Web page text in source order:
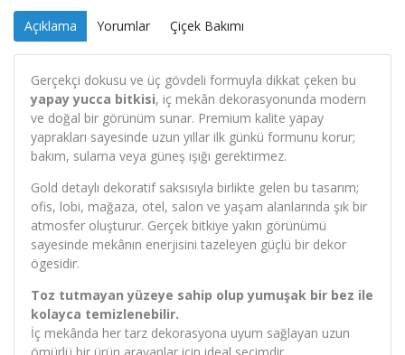
Açıklama Yorumlar Çiçek Bakımı
Gerçekçi dokusu ve üç gövdeli formuyla dikkat çeken bu
yapay yucca bitkisi, iç mekân dekorasyonunda modern
ve doğal bir görünüm sunar. Premium kalite yapay
yaprakları sayesinde uzun yıllar ilk günkü formunu korur;
bakım, sulama veya güneş ışığı gerektirmez.
Gold detaylı dekoratif saksısıyla birlikte gelen bu tasarım;
ofis, lobi, mağaza, otel, salon ve yaşam alanlarında şık bir
atmosfer oluşturur. Gerçek bitkiye yakın görünümü
sayesinde mekânın enerjisini tazeleyen güçlü bir dekor
ögesidir.
Toz tutmayan yüzeye sahip olup yumuşak bir bez ile
kolayca temizlenebilir.
İç mekânda her tarz dekorasyona uyum sağlayan uzun